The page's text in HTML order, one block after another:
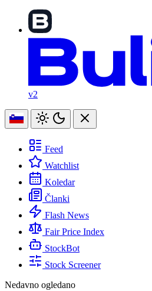
v2
Feed
Watchlist
Koledar
Članki
Flash News
Fair Price Index
StockBot
Stock Screener
Nedavno ogledano